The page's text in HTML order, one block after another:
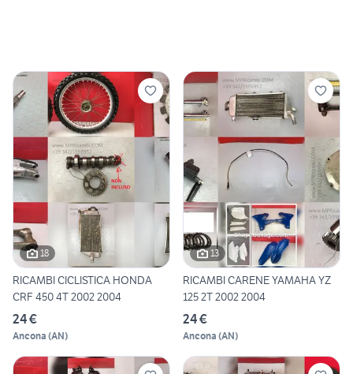
18
RICAMBI CICLISTICA HONDA
CRF 450 4T 2002 2004
24 €
Ancona (AN)
13
RICAMBI CARENE YAMAHA YZ
125 2T 2002 2004
24 €
Ancona (AN)